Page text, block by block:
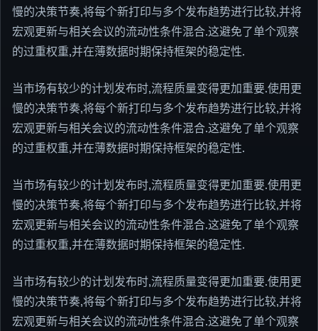
慢的决策节奏,将每个新打印与多个发布趋势进行比较,并将
宏观更新与相关会议的流动性条件混合.这避免了单个观察
的过重权重,并在薄数据时期保持框架的稳定性.
当市场有较少的计划发布时,流程质量变得更加重要.使用更
慢的决策节奏,将每个新打印与多个发布趋势进行比较,并将
宏观更新与相关会议的流动性条件混合.这避免了单个观察
的过重权重,并在薄数据时期保持框架的稳定性.
当市场有较少的计划发布时,流程质量变得更加重要.使用更
慢的决策节奏,将每个新打印与多个发布趋势进行比较,并将
宏观更新与相关会议的流动性条件混合.这避免了单个观察
的过重权重,并在薄数据时期保持框架的稳定性.
当市场有较少的计划发布时,流程质量变得更加重要.使用更
慢的决策节奏,将每个新打印与多个发布趋势进行比较,并将
宏观更新与相关会议的流动性条件混合.这避免了单个观察